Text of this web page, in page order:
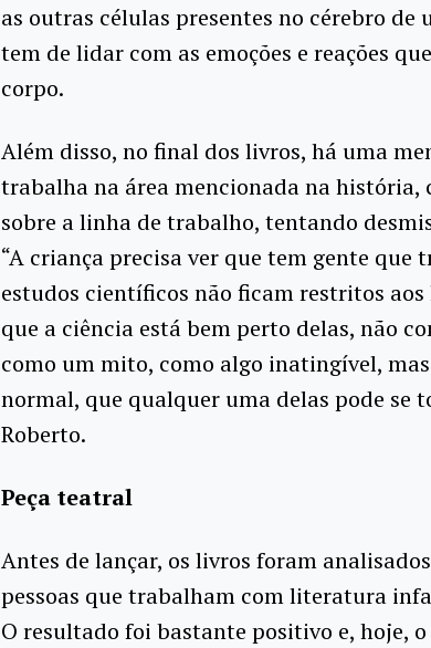
as outras células presentes no cérebro de
tem de lidar com as emoções e reações
corpo.
Além disso, no final dos livros, há uma
trabalha na área mencionada na história,
sobre a linha de trabalho, tentando
“A criança precisa ver que tem gente que
estudos científicos não ficam restritos
que a ciência está bem perto delas, não
como um mito, como algo inatingível,
normal, que qualquer uma delas pode se
Roberto.
Peça teatral
Antes de lançar, os livros foram
pessoas que trabalham com literatura
O resultado foi bastante positivo e, hoje,